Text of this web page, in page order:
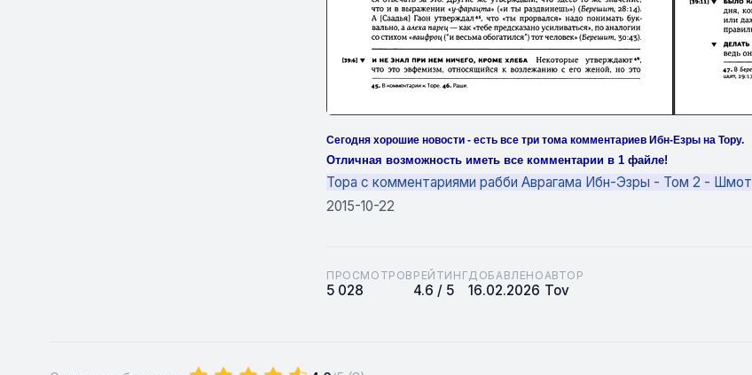
Сегодня хорошие новости - есть все три тома комментариев Ибн-Езры на Тору.
Отличная возможность иметь все комментарии в 1 файле!
Тора с комментариями рабби Аврагама Ибн-Эзры - Том 2 - Шмот
2015-10-22
ПРОСМОТРОВ
5 028
РЕЙТИНГ
4.6 / 5
ДОБАВЛЕНО
16.02.2026
АВТОР
Tov